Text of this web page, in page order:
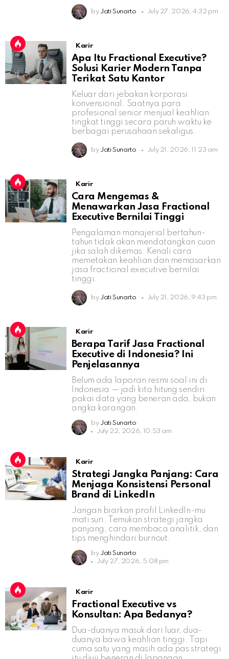
by Jati Sunarto July 27, 2026, 4:32 pm
Karir
Apa Itu Fractional Executive?
Solusi Karier Modern Tanpa
Terikat Satu Kantor
Keluar dari jebakan korporasi
konvensional. Saatnya para
profesional senior menjual keahlian
tingkat tinggi secara paruh waktu ke
berbagai perusahaan sekaligus.
by Jati Sunarto July 21, 2026, 11:23 am
Karir
Cara Mengemas &
Menawarkan Jasa Fractional
Executive Bernilai Tinggi
Pengalaman manajerial bertahun-
tahun tidak akan mendatangkan cuan
jika salah dikemas. Kenali cara
memetakan keahlian dan memasarkan
jasa fractional executive bernilai
tinggi.
by Jati Sunarto July 21, 2026, 9:43 pm
Karir
Berapa Tarif Jasa Fractional
Executive di Indonesia? Ini
Penjelasannya
Belum ada laporan resmi soal ini di
Indonesia — jadi kita hitung sendiri
pakai data yang beneran ada, bukan
angka karangan.
by Jati Sunarto
July 22, 2026, 10:53 am
Karir
Strategi Jangka Panjang: Cara
Menjaga Konsistensi Personal
Brand di LinkedIn
Jangan biarkan profil LinkedIn-mu
mati suri. Temukan strategi jangka
panjang, cara membaca analitik, dan
tips menghindari burnout.
by Jati Sunarto
July 27, 2026, 5:08 pm
Karir
Fractional Executive vs
Konsultan: Apa Bedanya?
Dua-duanya masuk dari luar, dua-
duanya bawa keahlian tinggi. Tapi
cuma satu yang masih ada pas strategi